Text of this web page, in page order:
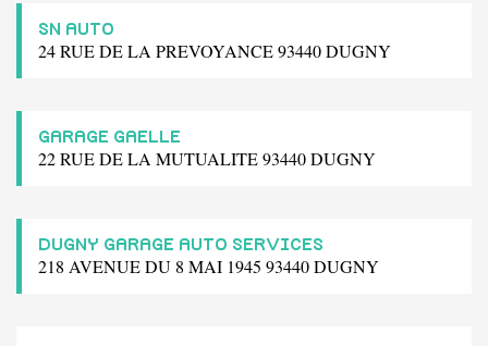
SN AUTO
24 RUE DE LA PREVOYANCE 93440 DUGNY
GARAGE GAELLE
22 RUE DE LA MUTUALITE 93440 DUGNY
DUGNY GARAGE AUTO SERVICES
218 AVENUE DU 8 MAI 1945 93440 DUGNY